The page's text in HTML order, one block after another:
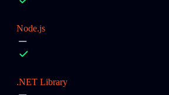
Node.js
.NET Library